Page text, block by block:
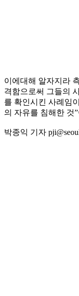
이에대해 알자지라
격함으로써 그들의
를 확인시킨 사례임
의 자유를 침해한
박종익 기자